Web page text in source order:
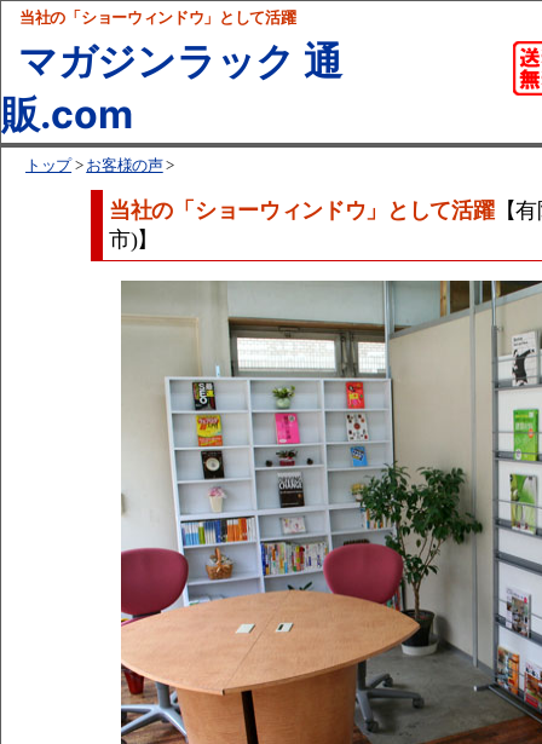
当社の「ショーウィンドウ」として活躍
マガジンラック 通
販.com
トップ> お客様の声>
当社の「ショーウィンドウ」として活躍【有
市)】